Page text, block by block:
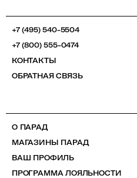
+7 (495) 540-5504
+7 (800) 555-0474
КОНТАКТЫ
ОБРАТНАЯ СВЯЗЬ
О ПАРАД
МАГАЗИНЫ ПАРАД
ВАШ ПРОФИЛЬ
ПРОГРАММА ЛОЯЛЬНОСТИ